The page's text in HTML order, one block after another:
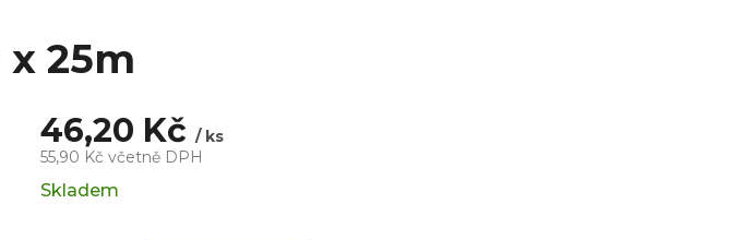
25m
46,20 Kč / ks
55,90 Kč včetně DPH
Měrná
Skladem